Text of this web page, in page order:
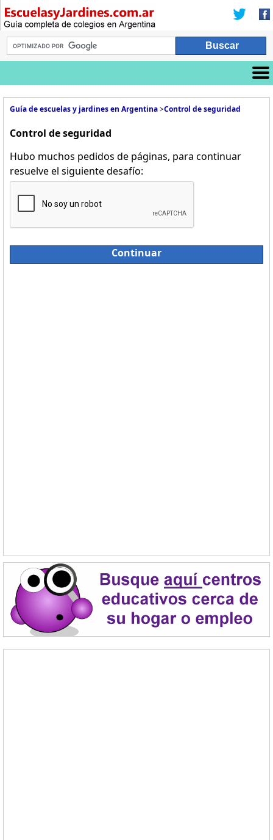
Guía de escuelas y jardines en Argentina>Control de seguridad
Control de seguridad
Hubo muchos pedidos de páginas, para continuar
resuelve el siguiente desafío:
Continuar